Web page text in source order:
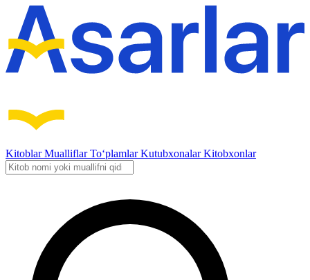
KitoblarMualliflarTo‘plamlarKutubxonalarKitobxonlar